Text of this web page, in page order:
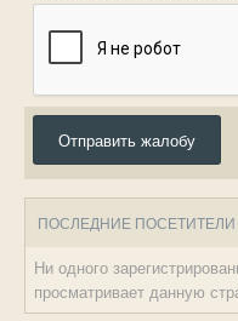
Отправить жалобу
ПОСЛЕДНИЕ ПОСЕТИТЕЛИ
Ни одного
просматривает данную